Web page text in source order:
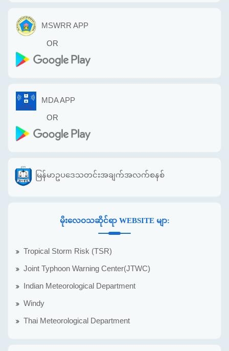
MSWRR APP
OR
MDA APP
OR
မြန်မာဥပဒေသတင်းအချက်အလက်စနစ်
မိုးလေဝသဆိုင်ရာ WEBSITE မျာ:
Tropical Storm Risk (TSR)
Joint Typhoon Warning Center(JTWC)
Indian Meteorological Department
Windy
Thai Meteorological Department